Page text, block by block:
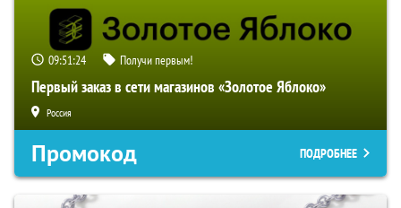
09:51:23 Получи первым!
Первый заказ в сети магазинов «Золотое Яблоко»
Россия
Промокод ПОДРОБНЕЕ